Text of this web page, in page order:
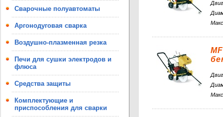
Сварочные полуавтоматы
Аргонодуговая сварка
Воздушно-плазменная резка
Печи для сушки электродов и
флюса
Средства защиты
Комплектующие и
приспособления для сварки